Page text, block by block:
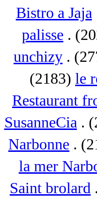
Bistro a Jaja
palisse .
unchizy .
(2183) le
Restaurant
SusanneCia.
Narbonne .
la mer
Saint brolard